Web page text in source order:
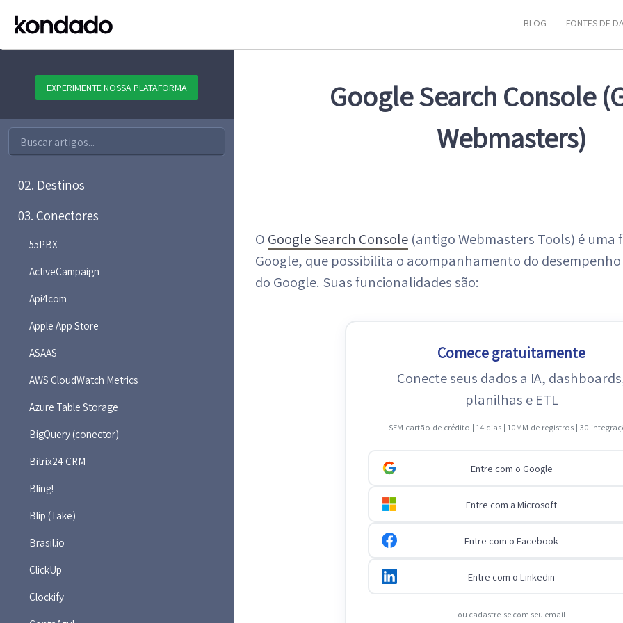
BLOG FONTES DE
EXPERIMENTE NOSSA PLATAFORMA
01. Plataforma
02. Destinos
03. Conectores
55PBX
ActiveCampaign
Api4com
Apple App Store
ASAAS
AWS CloudWatch Metrics
Azure Table Storage
BigQuery (conector)
Bitrix24 CRM
Bling!
Blip (Take)
Brasil.io
ClickUp
Clockify
Google Search Console
Webmasters)
O Google Search Console (antigo Webmasters Tools) é
Google, que possibilita o acompanhamento do
do Google. Suas funcionalidades são:
Comece gratuitamente
Conecte seus dados a IA,
planilhas e ETL
SEM cartão de crédito | 14 dias | 10MM de registros | 30
Entre com o Google
Entre com a Microsoft
Entre com o Facebook
Entre com o Linkedin
ou cadastre-se com seu email